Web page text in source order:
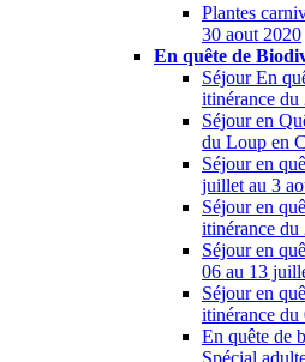
Plantes
30 aout 2020
En quête de
Séjour En
itinérance
Séjour en
du Loup en
Séjour en
juillet au 3
Séjour en
itinérance
Séjour en
06 au 13
Séjour en
itinérance
En quête de
Spécial